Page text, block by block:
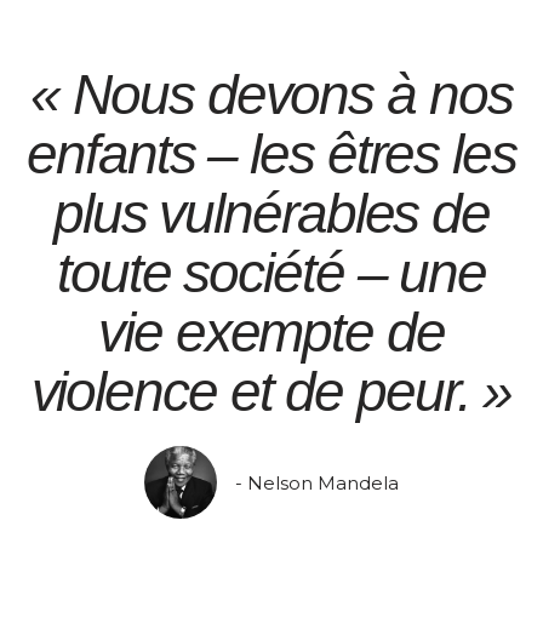
« Nous devons à nos
enfants – les êtres les
plus vulnérables de
toute société – une
vie exempte de
violence et de peur. »
- Nelson Mandela